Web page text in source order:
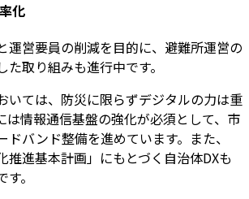
化
運営要員の削減を目的に、避難所運営の
取り組みも進行中です。
いては、防災に限らずデジタルの力は重
は情報通信基盤の強化が必須として、市
ドバンド整備を進めています。また、
推進基本計画」にもとづく自治体DXも
。